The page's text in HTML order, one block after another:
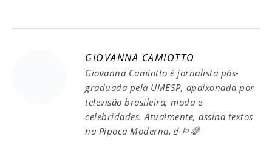
GIOVANNA CAMIOTTO
Giovanna Camiotto é jornalista pós-
graduada pela UMESP, apaixonada por
televisão brasileira, moda e
celebridades. Atualmente, assina textos
na Pipoca Moderna.🧃🏳️‍🌈